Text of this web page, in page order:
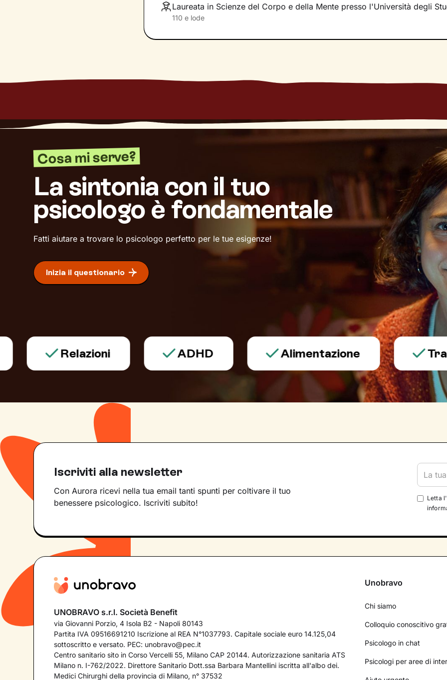
Laureata in Scienze del Corpo e della Mente presso l'Università degli
110 e lode
Cosa mi serve?
La sintonia con il tuo
psicologo è fondamentale
Fatti aiutare a trovare lo psicologo perfetto per le tue esigenze!
Inizia il questionario
Relazioni ADHD Alimentazione
Iscriviti alla newsletter
Con Aurora ricevi nella tua email tanti spunti per coltivare il tuo
benessere psicologico. Iscriviti subito!
Letta l'
UNOBRAVO s.r.l. Società Benefit
via Giovanni Porzio, 4 Isola B2 - Napoli 80143
Partita IVA 09516691210 Iscrizione al REA N°1037793. Capitale sociale euro 14.125,04
sottoscritto e versato. PEC: unobravo@pec.it
Centro sanitario sito in Corso Vercelli 55, Milano CAP 20144. Autorizzazione sanitaria ATS
Milano n. I-762/2022. Direttore Sanitario Dott.ssa Barbara Mantellini iscritta all'albo dei.
Medici Chirurghi della provincia di Milano, n° 37532
Unobravo
Chi siamo
Colloquio conoscitivo
Psicologo in chat
Psicologi per aree di